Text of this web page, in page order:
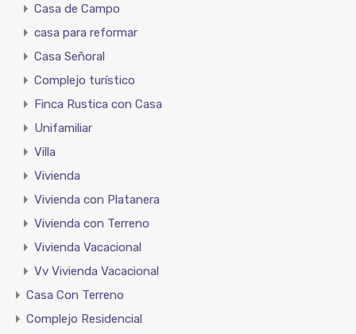
Casa de Campo
casa para reformar
Casa Señoral
Complejo turístico
Finca Rustica con Casa
Unifamiliar
Villa
Vivienda
Vivienda con Platanera
Vivienda con Terreno
Vivienda Vacacional
Vv Vivienda Vacacional
Casa Con Terreno
Complejo Residencial